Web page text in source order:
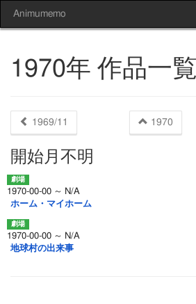
Animumemo
1970年 作品一覧
1969/11 1970
開始月不明
1970-00-00 ～ N/A
ホーム・マイホーム
1970-00-00 ～ N/A
地球村の出来事